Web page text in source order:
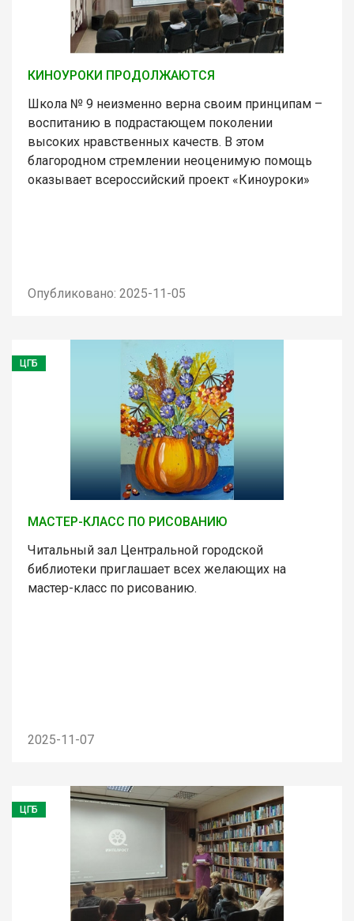
КИНОУРОКИ ПРОДОЛЖАЮТСЯ
Школа № 9 неизменно верна своим принципам –
воспитанию в подрастающем поколении
высоких нравственных качеств. В этом
благородном стремлении неоценимую помощь
оказывает всероссийский проект «Киноуроки»
Опубликовано: 2025-11-05
ЦГБ
МАСТЕР-КЛАСС ПО РИСОВАНИЮ
Читальный зал Центральной городской
библиотеки приглашает всех желающих на
мастер-класс по рисованию.
2025-11-07
ЦГБ